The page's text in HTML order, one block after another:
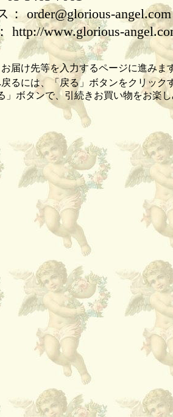
order@glorious-angel.com
http://www.glorious-
届け先等を入力するページに進みま
るには、「戻る」ボタンをクリック
」ボタンで、引続きお買い物をお楽